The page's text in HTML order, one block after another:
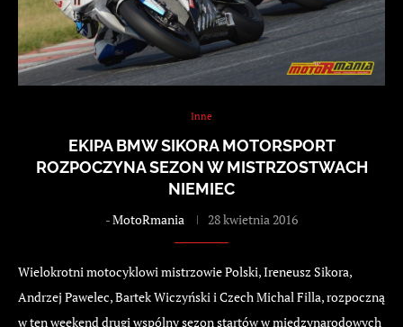
Inne
EKIPA BMW SIKORA MOTORSPORT
ROZPOCZYNA SEZON W MISTRZOSTWACH
NIEMIEC
-MotoRmania 28 kwietnia 2016
Wielokrotni motocyklowi mistrzowie Polski, Ireneusz Sikora,
Andrzej Pawelec, Bartek Wiczyński i Czech Michal Filla, rozpoczną
w ten weekend drugi wspólny sezon startów w międzynarodowych